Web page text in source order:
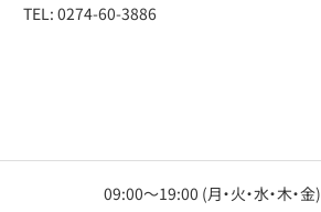
TEL: 0274-60-3886
09:00〜19:00 (月・火・水・木・金)